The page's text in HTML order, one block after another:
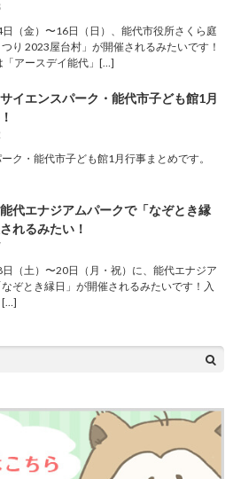
（金）〜16日（日）、能代市役所さくら庭
り 2023屋台村」が開催されるみたいです！
「アースデイ能代」[…]
サイエンスパーク・能代市子ども館1月
ク・能代市子ども館1月行事まとめです。
能代エナジアムパークで「なぞとき縁
れるみたい！
（土）〜20日（月・祝）に、能代エナジア
ぞとき縁日」が開催されるみたいです！入
[…]